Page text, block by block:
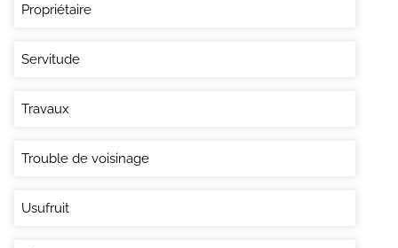
Propriétaire
Servitude
Travaux
Trouble de voisinage
Usufruit